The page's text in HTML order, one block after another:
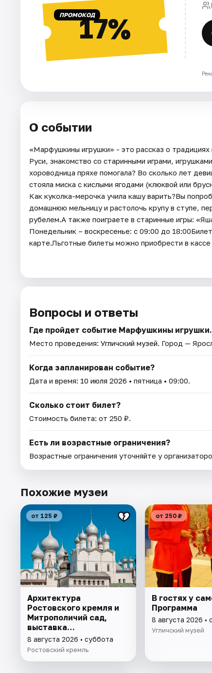
ПРОМОКОД17%
О событии
«Марфушкины игрушки» - это рассказ о традициях
Руси, знакомство со старинными играми,
хороводница пряхе помогала? Во сколько лет
стояла миска с кислыми ягодами (клюквой или
Как куколка-мерочка учила кашу варить?Вы
домашнюю мельницу и растолочь крупу в ступе,
рубелем.А также поиграете в старинные игры:
Понедельник – воскресенье: с 09:00 до
карте.Льготные билеты можно приобрести в
Вопросы и ответы
Где пройдет событие Марфушкины
Место проведения: Угличский музей. Город —
Когда запланирован событие?
Дата и время: 10 июля 2026 • пятница • 09:00.
Сколько стоит билет?
Стоимость билета: от 250 ₽.
Есть ли возрастные ограничения?
Возрастные ограничения уточняйте у
Похожие музеи
от 125 ₽
Архитектура
Ростовского кремля и
Митрополичий сад,
выставка
"Митрополичье
варенье"
8 августа 2026 • суббота
Ростовский кремль
от 250 ₽
В гостях у
Программа
8 августа 2026 •
Угличский музей